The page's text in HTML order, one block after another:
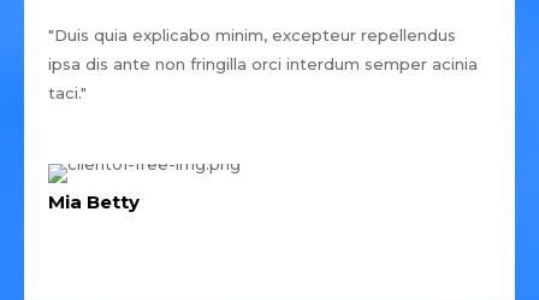
"Duis quia explicabo minim, excepteur repellendus
ipsa dis ante non fringilla orci interdum semper acinia
taci."
Mia Betty